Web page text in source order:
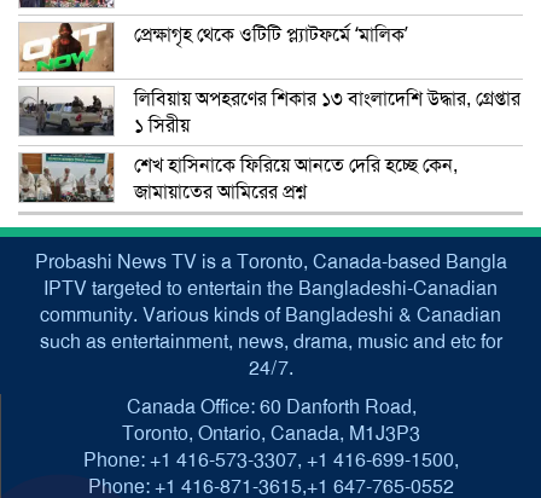
প্রেক্ষাগৃহ থেকে ওটিটি প্ল্যাটফর্মে ‘মালিক’
লিবিয়ায় অপহরণের শিকার ১৩ বাংলাদেশি উদ্ধার, গ্রেপ্তার
১ সিরীয়
শেখ হাসিনাকে ফিরিয়ে আনতে দেরি হচ্ছে কেন,
জামায়াতের আমিরের প্রশ্ন
Probashi News TV is a Toronto, Canada-based Bangla
IPTV targeted to entertain the Bangladeshi-Canadian
community. Various kinds of Bangladeshi & Canadian
such as entertainment, news, drama, music and etc for
24/7.
Canada Office: 60 Danforth Road,
Toronto, Ontario, Canada, M1J3P3
Phone: +1 416-573-3307, +1 416-699-1500,
Phone: +1 416-871-3615,+1 647-765-0552